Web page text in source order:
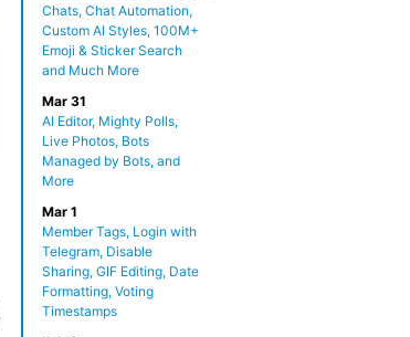
Chats, Chat Automation,
Custom AI Styles, 100M+
Emoji & Sticker Search
and Much More
Mar 31
AI Editor, Mighty Polls,
Live Photos, Bots
Managed by Bots, and
More
Mar 1
Member Tags, Login with
Telegram, Disable
Sharing, GIF Editing, Date
Formatting, Voting
Timestamps